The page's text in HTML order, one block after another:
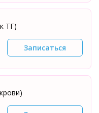
ТГ)
Записаться